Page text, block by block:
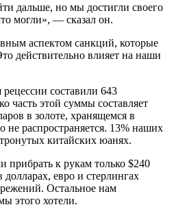
дальше, но мы достигли своего
могли», — сказал он.
аспектом санкций, которые
действительно влияет на наши
составили 643
часть этой суммы составляет
в золоте, хранящемся в
не распространяется. 13% наших
китайских юанях.
прибрать к рукам только $240
евро и стерлингах
Остальное нам
этого хотели.